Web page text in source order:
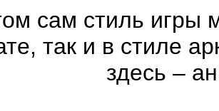
сам стиль игры
так и в стиле
здесь –